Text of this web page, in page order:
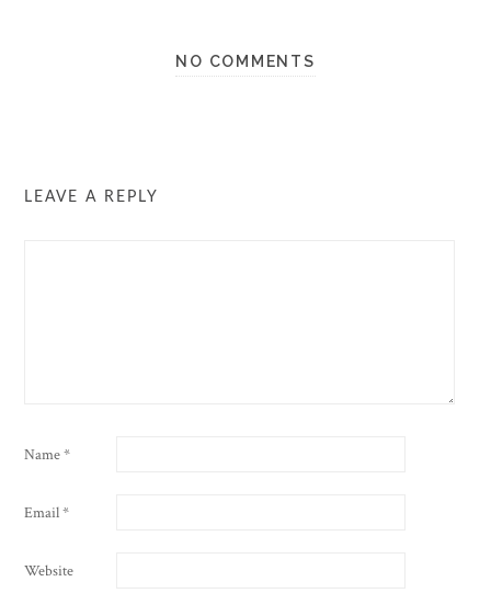
NO COMMENTS
LEAVE A REPLY
Name*
Email*
Website